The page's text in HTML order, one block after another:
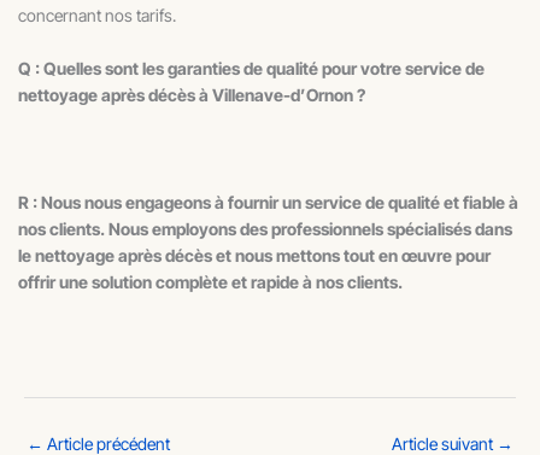
concernant nos tarifs.
Q : Quelles sont les garanties de qualité pour votre service de
nettoyage après décès à Villenave-d’Ornon ?
R : Nous nous engageons à fournir un service de qualité et fiable à
nos clients. Nous employons des professionnels spécialisés dans
le nettoyage après décès et nous mettons tout en œuvre pour
offrir une solution complète et rapide à nos clients.
← Article précédent Article suivant →